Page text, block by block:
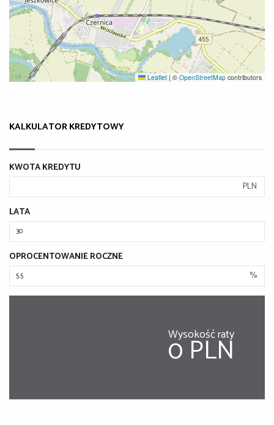
Leaflet | ©OpenStreetMapcontributors
KALKULATOR KREDYTOWY
KWOTA KREDYTU
PLN
LATA
OPROCENTOWANIE ROCZNE
%
Wysokość raty
0 PLN